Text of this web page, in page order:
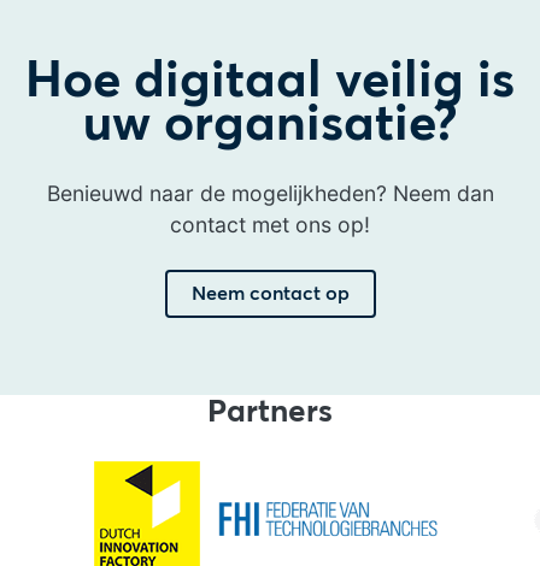
Hoe digitaal veilig is
uw organisatie?
Benieuwd naar de mogelijkheden? Neem dan
contact met ons op!
Neem contact op
Partners